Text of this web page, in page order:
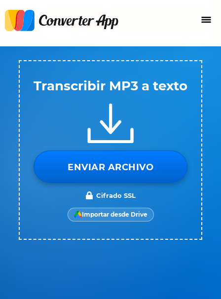
Transcribir MP3 a texto
ENVIAR ARCHIVO
Cifrado SSL
Importar desde Drive